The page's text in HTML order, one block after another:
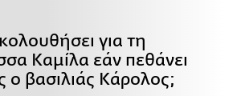
για τη
Καμίλα εάν πεθάνει
ο βασιλιάς Κάρολος;